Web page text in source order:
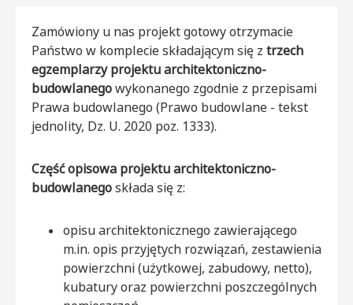
Zamówiony u nas projekt gotowy otrzymacie
Państwo w komplecie składającym się z trzech
egzemplarzy projektu architektoniczno-
budowlanegowykonanego zgodnie z przepisami
Prawa budowlanego (Prawo budowlane - tekst
jednolity, Dz. U. 2020 poz. 1333).
Część opisowa projektu architektoniczno-
budowlanegoskłada się z:
opisu architektonicznego zawierającego
m.in. opis przyjętych rozwiązań, zestawienia
powierzchni (użytkowej, zabudowy, netto),
kubatury oraz powierzchni poszczególnych